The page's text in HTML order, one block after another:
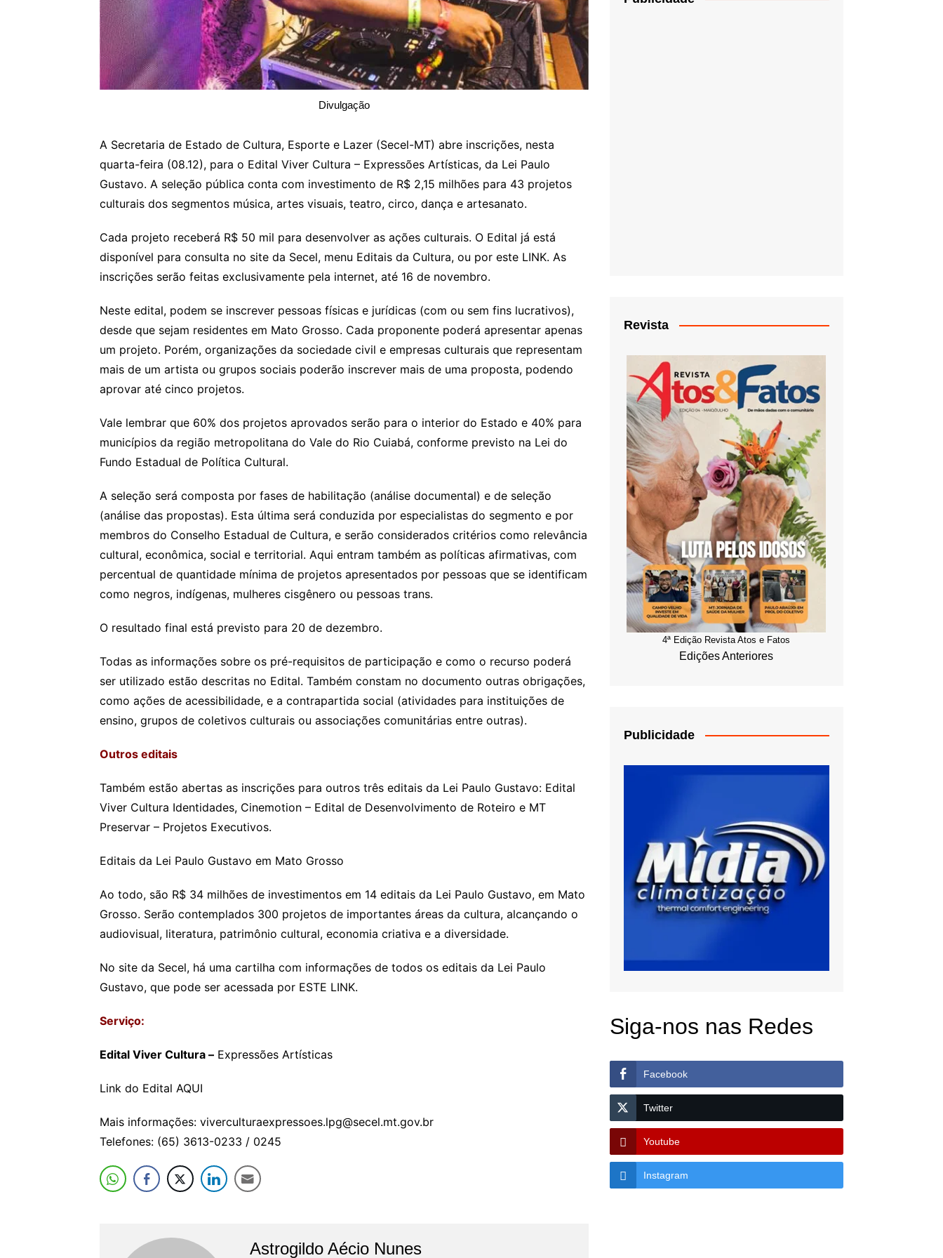
Divulgação
A Secretaria de Estado de Cultura, Esporte e Lazer (Secel-MT) abre inscrições, nesta
quarta-feira (08.12), para o Edital Viver Cultura – Expressões Artísticas, da Lei Paulo
Gustavo. A seleção pública conta com investimento de R$ 2,15 milhões para 43 projetos
culturais dos segmentos música, artes visuais, teatro, circo, dança e artesanato.
Cada projeto receberá R$ 50 mil para desenvolver as ações culturais. O Edital já está
disponível para consulta no site da Secel, menu Editais da Cultura, ou por este LINK. As
inscrições serão feitas exclusivamente pela internet, até 16 de novembro.
Neste edital, podem se inscrever pessoas físicas e jurídicas (com ou sem fins lucrativos),
desde que sejam residentes em Mato Grosso. Cada proponente poderá apresentar apenas
um projeto. Porém, organizações da sociedade civil e empresas culturais que representam
mais de um artista ou grupos sociais poderão inscrever mais de uma proposta, podendo
aprovar até cinco projetos.
Vale lembrar que 60% dos projetos aprovados serão para o interior do Estado e 40% para
municípios da região metropolitana do Vale do Rio Cuiabá, conforme previsto na Lei do
Fundo Estadual de Política Cultural.
A seleção será composta por fases de habilitação (análise documental) e de seleção
(análise das propostas). Esta última será conduzida por especialistas do segmento e por
membros do Conselho Estadual de Cultura, e serão considerados critérios como relevância
cultural, econômica, social e territorial. Aqui entram também as políticas afirmativas, com
percentual de quantidade mínima de projetos apresentados por pessoas que se identificam
como negros, indígenas, mulheres cisgênero ou pessoas trans.
O resultado final está previsto para 20 de dezembro.
Todas as informações sobre os pré-requisitos de participação e como o recurso poderá
ser utilizado estão descritas no Edital. Também constam no documento outras obrigações,
como ações de acessibilidade, e a contrapartida social (atividades para instituições de
ensino, grupos de coletivos culturais ou associações comunitárias entre outras).
Outros editais
Também estão abertas as inscrições para outros três editais da Lei Paulo Gustavo: Edital
Viver Cultura Identidades, Cinemotion – Edital de Desenvolvimento de Roteiro e MT
Preservar – Projetos Executivos.
Editais da Lei Paulo Gustavo em Mato Grosso
Ao todo, são R$ 34 milhões de investimentos em 14 editais da Lei Paulo Gustavo, em Mato
Grosso. Serão contemplados 300 projetos de importantes áreas da cultura, alcançando o
audiovisual, literatura, patrimônio cultural, economia criativa e a diversidade.
No site da Secel, há uma cartilha com informações de todos os editais da Lei Paulo
Gustavo, que pode ser acessada por ESTE LINK.
Serviço:
Edital Viver Cultura – Expressões Artísticas
Link do Edital AQUI
Mais informações: viverculturaexpressoes.lpg@secel.mt.gov.br
Telefones: (65) 3613-0233 / 0245
Astrogildo Aécio Nunes
Revista
4ª Edição Revista Atos e Fatos
Edições Anteriores
Publicidade
Siga-nos nas Redes
Facebook
Twitter
Youtube
Instagram